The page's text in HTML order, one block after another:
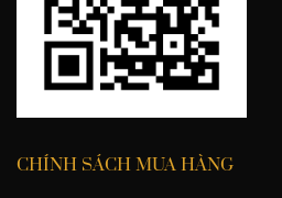
CHÍNH SÁCH MUA HÀNG